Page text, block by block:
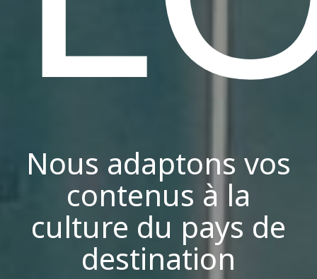
Nous adaptons vos
contenus à la
culture du pays de
destination